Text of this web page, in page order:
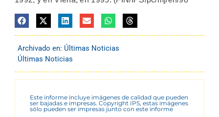
Archivado en: Últimas Noticias
Últimas Noticias
Este informe incluye imágenes de calidad que pueden
ser bajadas e impresas. Copyright IPS, estas imágenes
sólo pueden ser impresas junto con este informe